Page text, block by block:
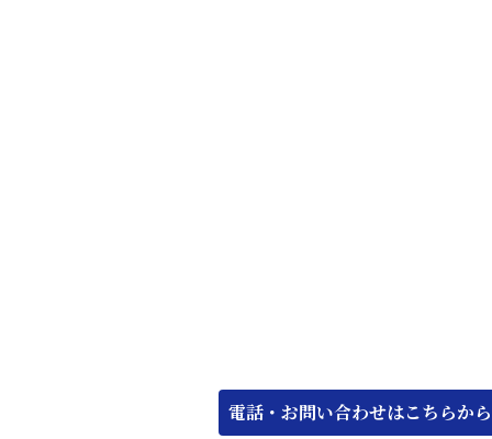
電話・お問い合わせはこちらから